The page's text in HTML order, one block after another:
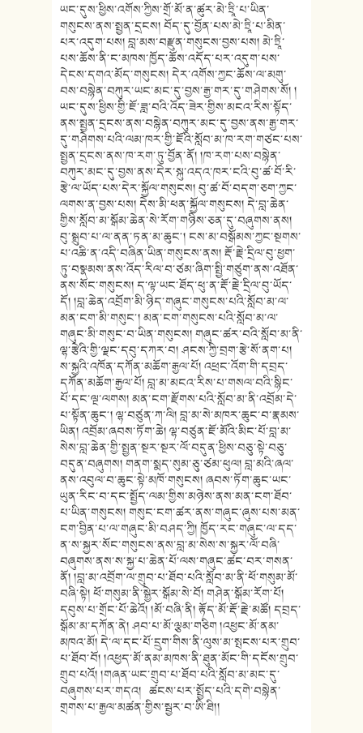
ཡང་དུས་ཕྱིས་འགོས་ཀྱིས་གྲོ་མོ་ན་ཚུར་མེ་ཏྲཱི་པ་ཡིན་
གསུངས་ནས་སྤྱན་དྲངས། བོད་དུ་བྱོན་པས་མེ་ཏྲཱི་པ་མིན་
པར་འདུག་པས། བླ་མས་བརྫུན་གསུངས་བྱས་པས། མེ་ཏྲཱི་
པས་ཆོས་ནི་ང་མཁས་ཁྱོད་ཆོས་འདོད་པར་འདུག་པས་
དེངས་དགའ་མོད་གསུངས། དེར་འགོས་ཀྱང་ཆོས་ལ་མགུ་
བས་བསྙེན་བཀུར་ཡང་མང་དུ་བྱས་རྒྱ་གར་དུ་གཤེགས་སོ། །
ཡང་དུས་ཕྱིས་གྱི་ཇོ་ཟླ་བའི་འོད་ཟེར་གྱིས་མངའ་རིས་སྟོད་
ནས་སྤྱན་དྲངས་ནས་བསྙེན་བཀུར་མང་དུ་བྱས་ནས་རྒྱ་གར་
དུ་གཤེགས་པའི་ལམ་ཁར་གྱི་ཇོའི་སློབ་མ་ཁ་རག་གཙང་པས་
སྤྱན་དྲངས་ནས་ཁ་རག་ཏུ་བྱོན་ནོ། །ཁ་རག་པས་བསྙེན་
བཀུར་མང་དུ་བྱས་ནས་དེར་སྐུ་འདའ་ཁར་ངའི་བུ་ཚ་བོ་རི་
རྩེ་ལ་ཡོད་པས་དེར་སྐྱོལ་གསུངས། བུ་ཚ་བོ་བདག་ཅག་ཀྱང་
ལགས་ན་བྱས་པས། དེས་མི་ཕན་སྐྱོལ་གསུངས། དེ་བླ་ཆེན་
གྱིས་སློབ་མ་སྒོམ་ཆེན་སེ་རོག་གཉིས་ཅན་དུ་བཞུགས་ནས།
བུ་སྒྲུབ་པ་ལ་ནན་ཏན་མ་ཆུང༌། ངས་མ་བསྒོམས་ཀྱང་སྔགས་
པ་འཆི་ན་འདི་བཞིན་ཡིན་གསུངས་ནས། རྡོ་རྗེ་དྲིལ་བུ་ཕྱག་
ཏུ་བསྣམས་ནས་འོད་རིལ་བ་ཙམ་ཞིག་སྤྱི་གཙུག་ནས་འཐོན་
ནས་སོང་གསུངས། ད་ལྟ་ཡང་ཐོད་ཕུ་ན་རྡོ་རྗེ་དྲིལ་བུ་ཡོད་
དོ། །བླ་ཆེན་འབྲོག་མི་ཉིད་གཞུང་གསུངས་པའི་སློབ་མ་ལ་
མན་ངག་མི་གསུང༌། མན་ངག་གསུངས་པའི་སློབ་མ་ལ་
གཞུང་མི་གསུང་བ་ཡིན་གསུངས། གཞུང་ཚར་བའི་སློབ་མ་ནི་
ལྷ་རྩེའི་གྱི་ལྗང་དབུ་དཀར་བ། ཤངས་ཀྱི་བྲག་རྩེ་སོ་ནག་པ།
ས་སྐྱའི་འཁོན་དཀོན་མཆོག་རྒྱལ་པོ། འཕྲང་འོག་གི་དབྲད་
དཀོན་མཆོག་རྒྱལ་པོ། བླ་མ་མངའ་རིས་པ་གསལ་བའི་སྙིང་
པོ་དང་ལྔ་ལགས། མན་ངག་རྫོགས་པའི་སློབ་མ་ནི་འབྲོམ་དེ་
པ་སྟོན་ཆུང༌། ལྷ་བཙུན་ཀ་ལི། བླ་མ་སེ་མཁར་ཆུང་བ་རྣམས་
ཡིན། འབྲོམ་ཞབས་ཏོག་ཆེ། ལྷ་བཙུན་ཇོ་མོའི་མིང་པོ་བླ་མ་
སེས་བླ་ཆེན་གྱི་སྤྱན་སྔར་སྔར་ལོ་བདུན་ཕྱིས་བཅུ་སྟེ་བཅུ་
བདུན་བཞུགས། གནག་སྨད་སུམ་ཅུ་ཙམ་ཕུལ། བླ་མའི་ཞལ་
ནས་འབུལ་བ་ཆུང་སྟེ་མཁོ་གསུངས། ཞབས་ཏོག་ཆུང་ཡང་
ཡུན་རིང་བ་དང་སྤྱོད་ལམ་གྱིས་མཉེས་ནས་མན་ངག་ཐོབ་
པ་ཡིན་གསུངས། གསུང་ངག་ཚར་ནས་གཞུང་ཞུས་པས་མན་
ངག་བྱིན་པ་ལ་གཞུང་མི་བཤད་ཀྱི། ཁྱོད་རང་གཞུང་ལ་དད་
ན་ས་སྐྱར་སོང་གསུངས་ནས་བླ་མ་སེས་ས་སྐྱར་ལོ་བཞི་
བཞུགས་ནས་ས་སྐྱ་པ་ཆེན་པོ་ལས་གཞུང་ཚང་བར་གསན་
ནོ། །བླ་མ་འབྲོག་ལ་གྲུབ་པ་ཐོབ་པའི་སློབ་མ་ནི་ཕོ་གསུམ་མོ་
བཞི་སྟེ། ཕོ་གསུམ་ནི་སྒྱེར་སྒོམ་སེ་བོ། གཤེན་སྒོམ་རོག་པོ།
དབུས་པ་གྲོང་པོ་ཆེའོ། །མོ་བཞི་ནི། རྟོད་མོ་རྡོ་རྗེ་མཚོ། དབྲད་
སྒོམ་མ་དཀོན་ནེ། ཤབ་པ་མོ་ལྕམ་གཅིག །འཕྱང་མོ་ནམ་
མཁའ་མོ། དེ་ལ་དང་པོ་དྲུག་གིས་ནི་ལུས་མ་སྤངས་པར་གྲུབ་
པ་ཐོབ་བོ། །འཕྱད་མོ་ནམ་མཁས་ནི་ཐུན་མོང་གི་དངོས་གྲུབ་
གྲུབ་པའོ། །གཞན་ཡང་གྲུབ་པ་ཐོབ་པའི་སློབ་མ་མང་དུ་
བཞུགས་པར་གདའ། ཚངས་པར་སྤྱོད་པའི་དགེ་བསྙེན་
གྲགས་པ་རྒྱལ་མཚན་གྱིས་སྦྱར་བ་ཨི་ཐི།།